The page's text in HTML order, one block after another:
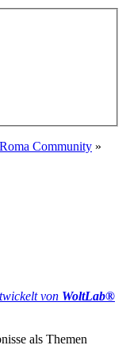
Community »
von WoltLab®
als Themen